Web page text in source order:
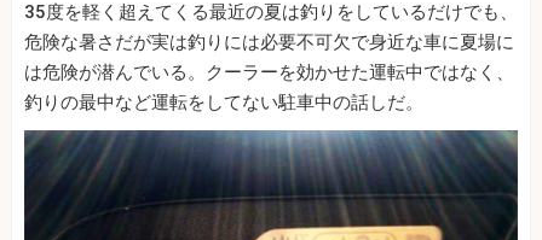
35度を軽く超えてくる最近の夏は釣りをしているだけでも、
危険な暑さだが実は釣りには必要不可欠で身近な車に夏場に
は危険が潜んでいる。クーラーを効かせた運転中ではなく、
釣りの最中など運転をしてない駐車中の話しだ。